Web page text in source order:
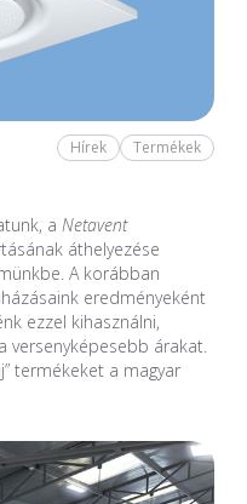
Hírek Termékek
a Netavent
áthelyezése
A korábban
eredményeként
ezzel kihasználni,
árakat.
termékeket a magyar